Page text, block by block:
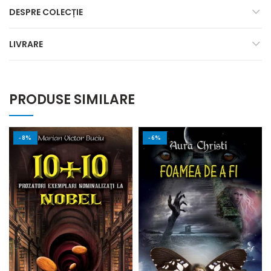
DESPRE COLECȚIE
LIVRARE
PRODUSE SIMILARE
-8% -6%